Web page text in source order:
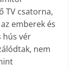
TV csatorna,
emberek és
hús vér
nem